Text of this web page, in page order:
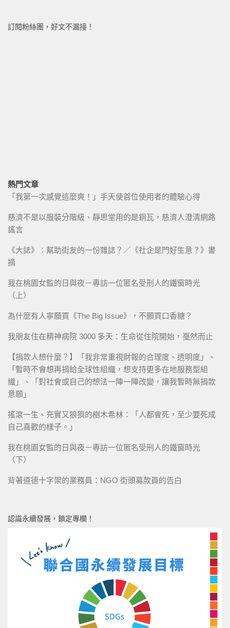
訂閱粉絲團，好文不漏接！
熱門文章
「我第一次感覺這麼爽！」手天使首位使用者的體驗心得
慈濟不是以服裝分階級、靜思堂用的是銅瓦，慈濟人澄清網路
謠言
《大誌》：幫助街友的一份雜誌？／《社企是門好生意？》書
摘
我在桃園女監的日與夜－專訪一位匿名受刑人的鐵窗時光
（上）
為什麼有人寧願買《The Big Issue》，不願買口香糖？
我朋友住在精神病院 3000 多天：生命從住院開始，戞然而止
【捐款人想什麼？】「我非常重視財報的合理度、透明度」、
「暫時不會想再捐給全球性組織，想支持更多在地服務型組
織」、「對社會或自己的想法一陣一陣改變，讓我暫時無捐款
意願」
搖滾一生、充實又狼狽的樹木希林：「人都會死，至少要死成
自己喜歡的樣子。」
我在桃園女監的日與夜－專訪一位匿名受刑人的鐵窗時光
（下）
背著道德十字架的業務員：NGO 街頭募款員的告白
認識永續發展，鎖定專欄！